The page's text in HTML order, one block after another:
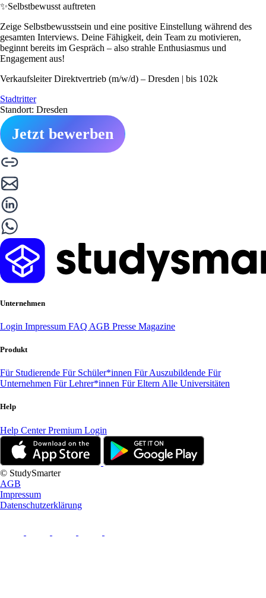
✨Selbstbewusst auftreten
Zeige Selbstbewusstsein und eine positive Einstellung während des
gesamten Interviews. Deine Fähigkeit, dein Team zu motivieren,
beginnt bereits im Gespräch – also strahle Enthusiasmus und
Engagement aus!
Verkaufsleiter Direktvertrieb (m/w/d) – Dresden | bis 102k
Stadtritter
Standort: Dresden
Jetzt bewerben
Unternehmen
Login Impressum FAQ AGB Presse Magazine
Produkt
Für Studierende Für Schüler*innen Für Auszubildende Für
Unternehmen Für Lehrer*innen Für Eltern Alle Universitäten
Help
Help CenterPremium Login
© StudySmarter
AGB
Impressum
Datenschutzerklärung